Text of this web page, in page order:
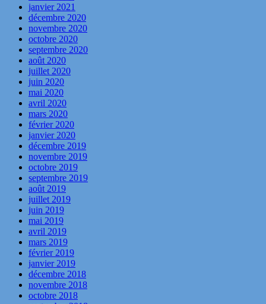
janvier 2021
décembre 2020
novembre 2020
octobre 2020
septembre 2020
août 2020
juillet 2020
juin 2020
mai 2020
avril 2020
mars 2020
février 2020
janvier 2020
décembre 2019
novembre 2019
octobre 2019
septembre 2019
août 2019
juillet 2019
juin 2019
mai 2019
avril 2019
mars 2019
février 2019
janvier 2019
décembre 2018
novembre 2018
octobre 2018